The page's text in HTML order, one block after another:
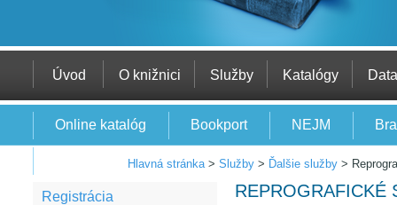
Úvod O knižnici Služby Katalógy
Online katalóg Bookport NEJM
Hlavná stránka> Služby > Ďalšie služby >
Registrácia REPROGRAFICKÉ